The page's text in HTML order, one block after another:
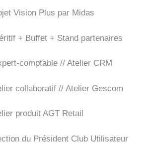
Vision Plus par Midas
+ Buffet + Stand partenaires
comptable // Atelier CRM
collaboratif // Atelier Gescom
produit AGT Retail
du Président Club Utilisateur